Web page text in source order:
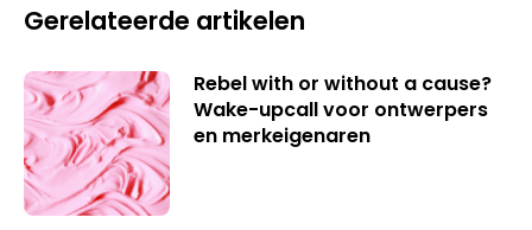
Gerelateerde artikelen
Rebel with or without a cause?
Wake-upcall voor ontwerpers
en merkeigenaren